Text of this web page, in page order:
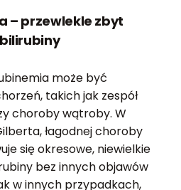
– przewlekle zbyt
może być
takich jak zespół
choroby wątroby. W
łagodnej choroby
się okresowe, niewielkie
bez innych objawów
w innych przypadkach,